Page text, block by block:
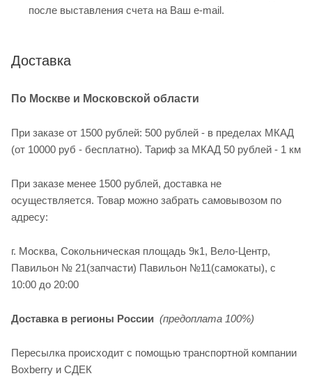
после выставления счета на Ваш e-mail.
Доставка
По Москве и Московской области
При заказе от 1500 рублей: 500 рублей - в пределах МКАД
(от 10000 руб - бесплатно). Тариф за МКАД 50 рублей - 1 км
При заказе менее 1500 рублей, доставка не
осуществляется. Товар можно забрать самовывозом по
адресу:
г. Москва, Сокольническая площадь 9к1, Вело-Центр,
Павильон № 21(запчасти) Павильон №11(cамокаты), с
10:00 до 20:00
Доставка в регионы России (предоплата 100%)
Пересылка происходит с помощью транспортной компании
Boxberry и СДЕК